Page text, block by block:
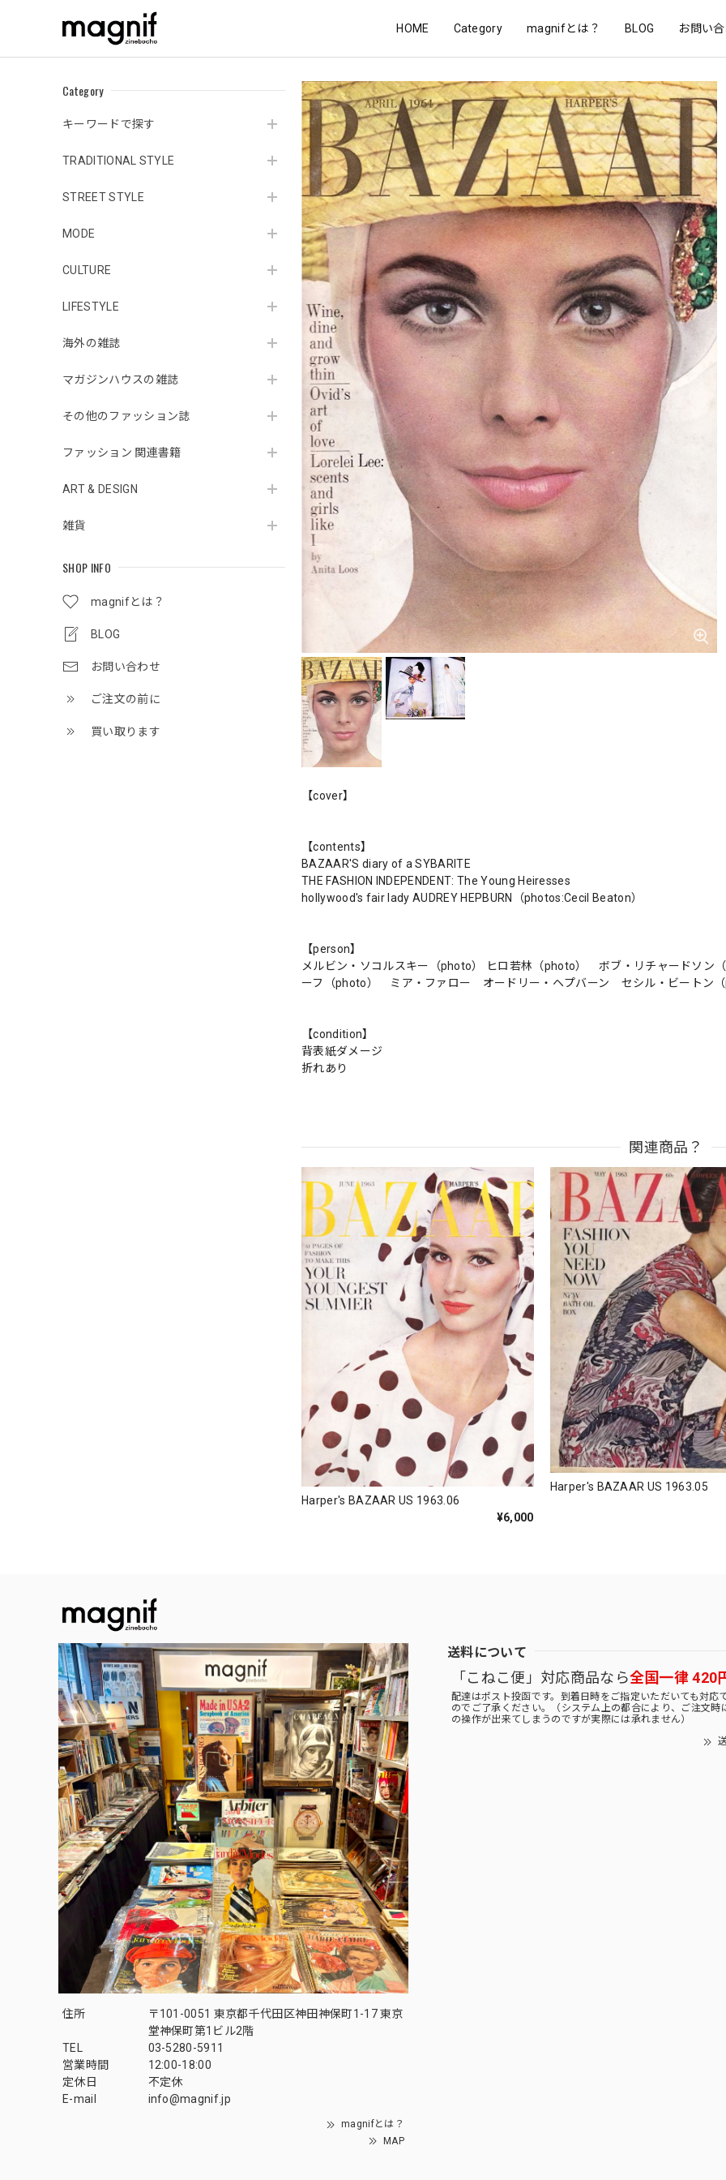
HOME Category magnifとは？ BLOG お問い
Category
キーワードで探す
TRADITIONAL STYLE
STREET STYLE
MODE
CULTURE
LIFESTYLE
海外の雑誌
マガジンハウスの雑誌
その他のファッション誌
ファッション 関連書籍
ART & DESIGN
雑貨
SHOP INFO
magnifとは？
BLOG
お問い合わせ
ご注文の前に
買い取ります
【cover】
【contents】
BAZAAR'S diary of a SYBARITE
THE FASHION INDEPENDENT: The Young Heiresses
hollywood's fair lady AUDREY HEPBURN（photos:Cecil Beaton）
【person】
メルビン・ソコルスキー（photo） ヒロ若林（photo） ボブ・リチャードソ
ーフ（photo） ミア・ファロー オードリー・ヘプバーン セシル・ビートン
【condition】
背表紙ダメージ
折れあり
関連商品？
Harper's BAZAAR US 1963.06
¥6,000
Harper's BAZAAR US 1963.05
住所
〒101-0051 東京都千代田区神田神保町1-17 東京
堂神保町第1ビル2階
TEL
03-5280-5911
営業時間
12:00-18:00
定休日
不定休
E-mail
info@magnif.jp
magnifとは？
MAP
送料について
「こねこ便」対応商品なら全国一律 420
配達はポスト投函です。到着日時をご指定いただいても対応
のでご了承ください。（システム上の都合により、ご注文時
の操作が出来てしまうのですが実際には承れません）